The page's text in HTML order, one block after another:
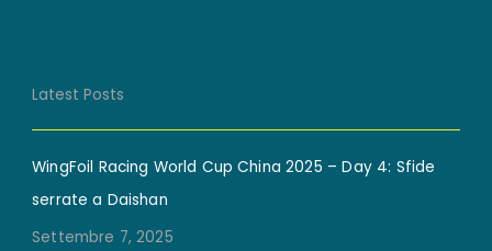
Latest Posts
WingFoil Racing World Cup China 2025 – Day 4: Sfide
serrate a Daishan
Settembre 7, 2025